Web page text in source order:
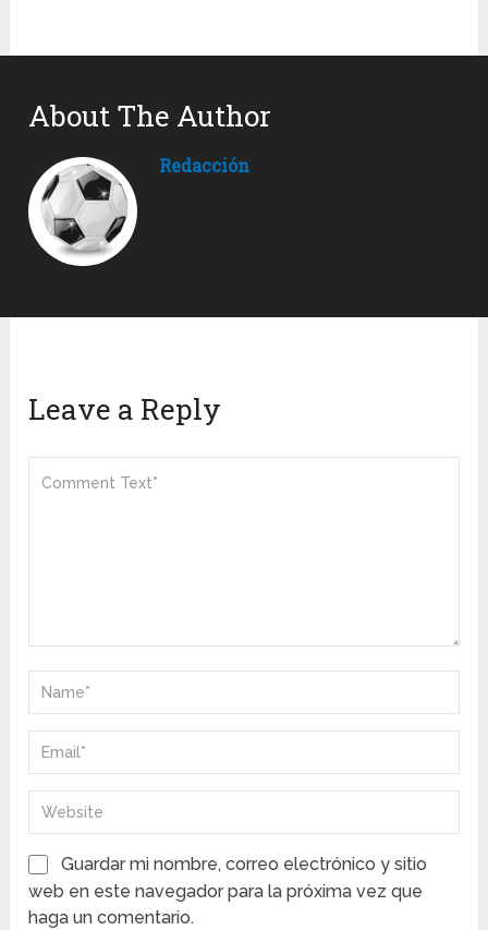
About The Author
Redacción
Leave a Reply
Guardar mi nombre, correo electrónico y sitio
web en este navegador para la próxima vez que
haga un comentario.